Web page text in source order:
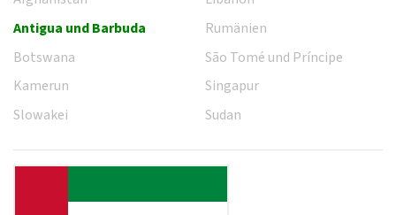
Antigua und Barbuda
Botswana
Kamerun
Slowakei
Rumänien
São Tomé und Príncipe
Singapur
Sudan